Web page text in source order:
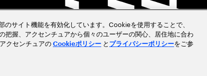
サイト機能を有効化しています。Cookieを使用することで、
握、アクセンチュアから個々のユーザーの関心、居住地に合わ
クセンチュアの Cookieポリシー と プライバシーポリシーをご参